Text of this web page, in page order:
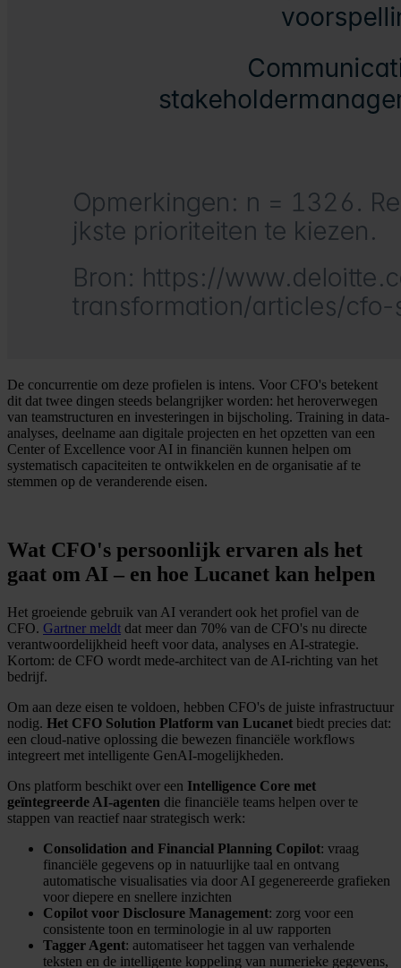
De concurrentie om deze profielen is intens. Voor CFO's betekent
dit dat twee dingen steeds belangrijker worden: het heroverwegen
van teamstructuren en investeringen in bijscholing. Training in data-
analyses, deelname aan digitale projecten en het opzetten van een
Center of Excellence voor AI in financiën kunnen helpen om
systematisch capaciteiten te ontwikkelen en de organisatie af te
stemmen op de veranderende eisen.
Wat CFO's persoonlijk ervaren als het
gaat om AI – en hoe Lucanet kan helpen
Het groeiende gebruik van AI verandert ook het profiel van de
CFO. Gartner meldt dat meer dan 70% van de CFO's nu directe
verantwoordelijkheid heeft voor data, analyses en AI-strategie.
Kortom: de CFO wordt mede-architect van de AI-richting van het
bedrijf.
Om aan deze eisen te voldoen, hebben CFO's de juiste infrastructuur
nodig. Het CFO Solution Platform van Lucanet biedt precies dat:
een cloud-native oplossing die bewezen financiële workflows
integreert met intelligente GenAI-mogelijkheden.
Ons platform beschikt over een Intelligence Core met
geïntegreerde AI-agenten die financiële teams helpen over te
stappen van reactief naar strategisch werk:
Consolidation and Financial Planning Copilot: vraag
financiële gegevens op in natuurlijke taal en ontvang
automatische visualisaties via door AI gegenereerde grafieken
voor diepere en snellere inzichten
Copilot voor Disclosure Management: zorg voor een
consistente toon en terminologie in al uw rapporten
Tagger Agent: automatiseer het taggen van verhalende
teksten en de intelligente koppeling van numerieke gegevens,